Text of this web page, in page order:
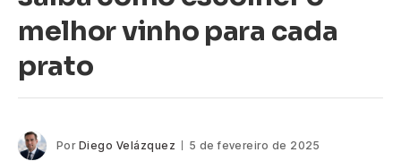
melhor vinho para cada
prato
Por Diego Velázquez 5 de fevereiro de 2025